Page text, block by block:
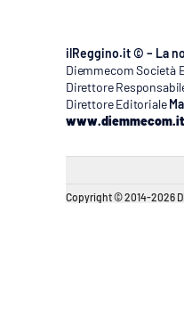
ilReggino.it © – La
Diemmecom Società
Direttore
Direttore Editoriale
www.diemmecom.it
Copyright © 2014-2026